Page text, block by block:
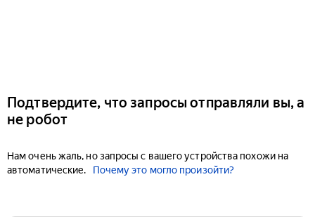
Подтвердите, что запросы отправляли вы, а
не робот
Нам очень жаль, но запросы с вашего устройства похожи на
автоматические.
Почему это могло произойти?